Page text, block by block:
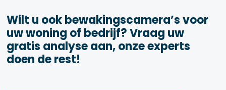
Wilt u ook bewakingscamera’s voor
uw woning of bedrijf? Vraag uw
gratis analyse aan, onze experts
doen de rest!